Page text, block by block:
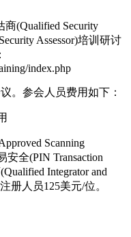
(Qualified Security
Assessor)培训研讨
index.php
。参会人员费用如下：
Scanning
全(PIN Transaction
Integrator and
册人员125美元/位。